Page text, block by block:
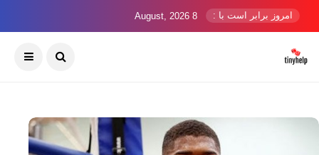
امروز برابر است با : 8 August, 2026